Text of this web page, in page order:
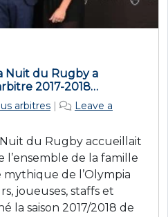
Nuit du Rugby a
2017-2018…
arbitres |
Leave a
Nuit du Rugby accueillait
de la famille
de l’Olympia
joueuses, staffs et
la saison 2017/2018 de